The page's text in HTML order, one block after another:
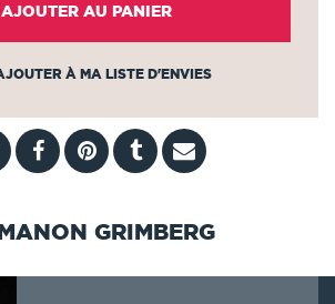
AJOUTER AU PANIER
À MA LISTE D'ENVIES
GRIMBERG